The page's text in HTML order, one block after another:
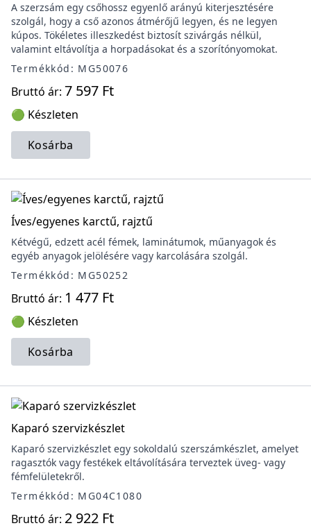
A szerzsám egy csőhossz egyenlő arányú kiterjesztésére
szolgál, hogy a cső azonos átmérőjű legyen, és ne legyen
kúpos. Tökéletes illeszkedést biztosít szivárgás nélkül,
valamint eltávolítja a horpadásokat és a szorítónyomokat.
Termékkód: MG50076
Bruttó ár: 7 597 Ft
🟢 Készleten
Kosárba
Íves/egyenes karctű, rajztű
Kétvégű, edzett acél fémek, laminátumok, műanyagok és
egyéb anyagok jelölésére vagy karcolására szolgál.
Termékkód: MG50252
Bruttó ár: 1 477 Ft
🟢 Készleten
Kosárba
Kaparó szervizkészlet
Kaparó szervizkészlet egy sokoldalú szerszámkészlet, amelyet
ragasztók vagy festékek eltávolítására terveztek üveg- vagy
fémfelületekről.
Termékkód: MG04C1080
Bruttó ár: 2 922 Ft